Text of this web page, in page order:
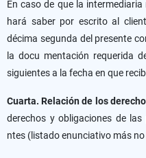
En caso de que la
hará saber por escrito al
décima segunda del presente
la docu mentación requerida
siguientes a la fecha en que
Cuarta. Relación de los
derechos y obligaciones de
ntes (listado enunciativo más